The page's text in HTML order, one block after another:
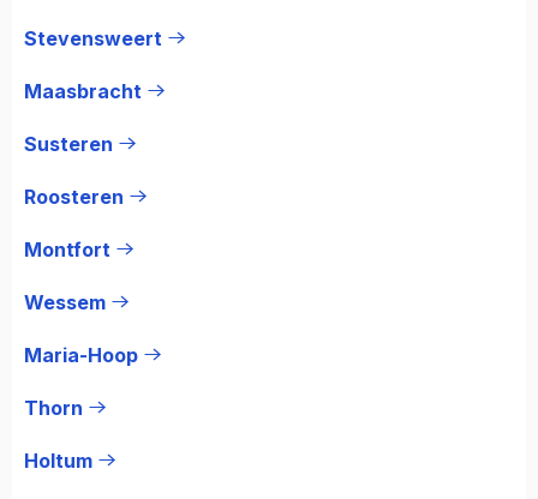
Stevensweert
Maasbracht
Susteren
Roosteren
Montfort
Wessem
Maria-Hoop
Thorn
Holtum